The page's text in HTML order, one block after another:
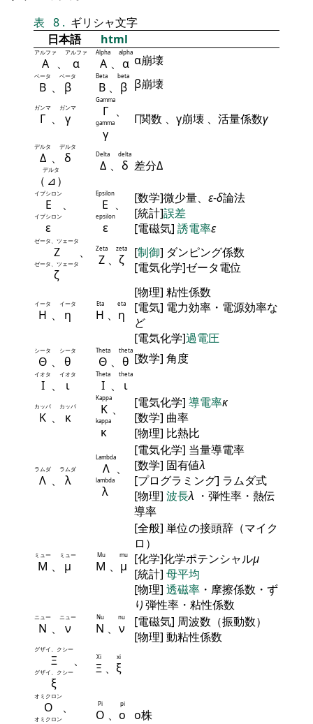
表 8 . ギリシャ文字
日本語
html
Α
アルファ
、 α
アルファ
Α
Alpha
、 α
alpha
α崩壊
Β
ベータ
、 β
ベータ
Β
Beta
、 β
beta
β崩壊
Γ
ガンマ
、 γ
ガンマ Γ
Gamma
、
γ
gamma Γ関数 、γ崩壊 、活量係数γ
Δ
デルタ
、 δ
デルタ
（ ⊿
デルタ
）
Δ
Delta
、 δ
delta
差分Δ
Ε
イプシロン
、
ε
イプシロン
Ε
Epsilon
、
ε
epsilon
[数学]微少量、 ε-δ論法
[統計]誤差
[電磁気] 誘電率ε
Ζ
ゼータ、ツェータ
、
ζ
ゼータ、ツェータ Ζ
Zeta
、 ζ
zeta [制御] ダンピング係数
[電気化学]ゼータ電位
Η
イータ
、 η
イータ
Η
Eta
、 η
eta
[物理] 粘性係数
[電気] 電力効率・電源効率な
ど
[電気化学]過電圧
Θ
シータ
、 θ
シータ
Θ
Theta
、 θ
theta
[数学] 角度
Ι
イオタ
、 ι
イオタ
Ι
Theta
、 ι
theta
Κ
カッパ
、 κ
カッパ Κ
Kappa
、
κ
kappa
[電気化学] 導電率κ
[数学] 曲率
[物理] 比熱比
Λ
ラムダ
、 λ
ラムダ Λ
Lambda
、
λ
lambda
[電気化学] 当量導電率
[数学] 固有値λ
[プログラミング] ラムダ式
[物理] 波長λ ・弾性率・熱伝
導率
Μ
ミュー
、 μ
ミュー
Μ
Mu
、 μ
mu
[全般] 単位の接頭辞（マイク
ロ）
[化学]化学ポテンシャルμ
[統計] 母平均
[物理] 透磁率 ・摩擦係数・ず
り弾性率・粘性係数
Ν
ニュー
、 ν
ニュー
Ν
Nu
、 ν
nu
[電磁気] 周波数（振動数）
[物理] 動粘性係数
Ξ
グザイ、クシー
、
ξ
グザイ、クシー Ξ
Xi
、 ξ
xi
Ο
オミクロン
、
オミクロン Ο
Pi
、 ο
pi
ο株